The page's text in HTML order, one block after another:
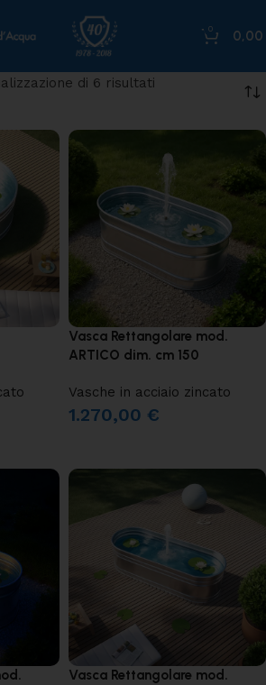
0 0,00
di 6 risultati
Vasca Rettangolare mod.
ARTICO dim. cm 150
Vasche in acciaio zincato
1.270,00 €
Vasca Rettangolare mod.